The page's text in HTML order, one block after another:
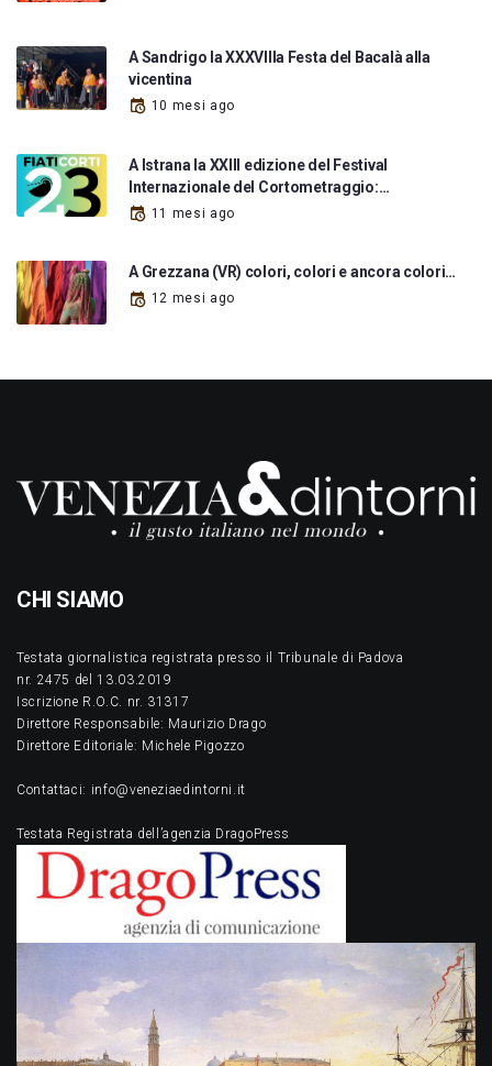
A Sandrigo la XXXVIIIa Festa del Bacalà alla
vicentina
10 mesi ago
A Istrana la XXIII edizione del Festival
Internazionale del Cortometraggio:…
11 mesi ago
A Grezzana (VR) colori, colori e ancora colori…
12 mesi ago
CHI SIAMO
Testata giornalistica registrata presso il Tribunale di Padova
nr. 2475 del 13.03.2019
Iscrizione R.O.C. nr. 31317
Direttore Responsabile: Maurizio Drago
Direttore Editoriale: Michele Pigozzo
Contattaci: info@veneziaedintorni.it
Testata Registrata dell’agenzia DragoPress